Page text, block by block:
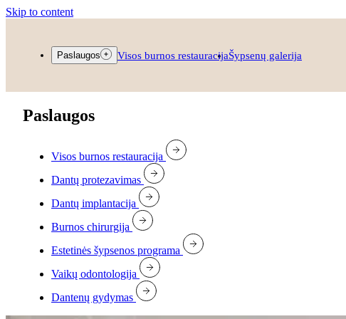
Skip to content
Paslaugos Visos burnos restauracijaŠypsenų galerija
Paslaugos
Visos burnos restauracija
Dantų protezavimas
Dantų implantacija
Burnos chirurgija
Estetinės šypsenos programa
Vaikų odontologija
Dantenų gydymas